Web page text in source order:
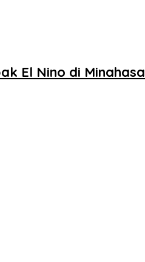
El Nino di Minahasa